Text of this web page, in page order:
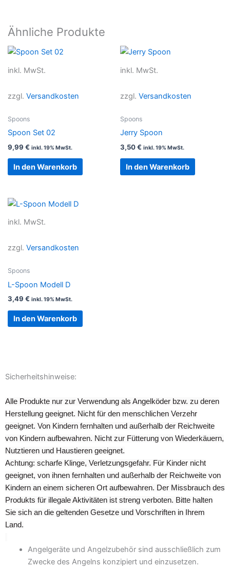
Ähnliche Produkte
inkl. MwSt.
zzgl. Versandkosten
Spoons
Spoon Set 02
9,99 € inkl. 19% MwSt.
In den Warenkorb
inkl. MwSt.
zzgl. Versandkosten
Spoons
Jerry Spoon
3,50€ inkl. 19% MwSt.
In den Warenkorb
inkl. MwSt.
zzgl. Versandkosten
Spoons
L-Spoon Modell D
3,49 € inkl. 19% MwSt.
In den Warenkorb
Sicherheitshinweise:
Alle Produkte nur zur Verwendung als Angelköder bzw. zu deren
Herstellung geeignet. Nicht für den menschlichen Verzehr
geeignet. Von Kindern fernhalten und außerhalb der Reichweite
von Kindern aufbewahren. Nicht zur Fütterung von Wiederkäuern,
Nutztieren und Haustieren geeignet.
Achtung: scharfe Klinge, Verletzungsgefahr. Für Kinder nicht
geeignet, von ihnen fernhalten und außerhalb der Reichweite von
Kindern an einem sicheren Ort aufbewahren. Der Missbrauch des
Produkts für illegale Aktivitäten ist streng verboten. Bitte halten
Sie sich an die geltenden Gesetze und Vorschriften in Ihrem
Land.
Angelgeräte und Angelzubehör sind ausschließlich zum
Zwecke des Angelns konzipiert und einzusetzen.